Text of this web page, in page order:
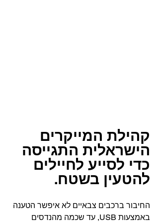
קהילת המייקרים
הישראלית התגייסה
כדי לסייע לחיילים
להטעין בשטח.
החיבור ברכבים צבאיים לא איפשר הטענה
באמצעות USB, עד שכמה מהנדסים